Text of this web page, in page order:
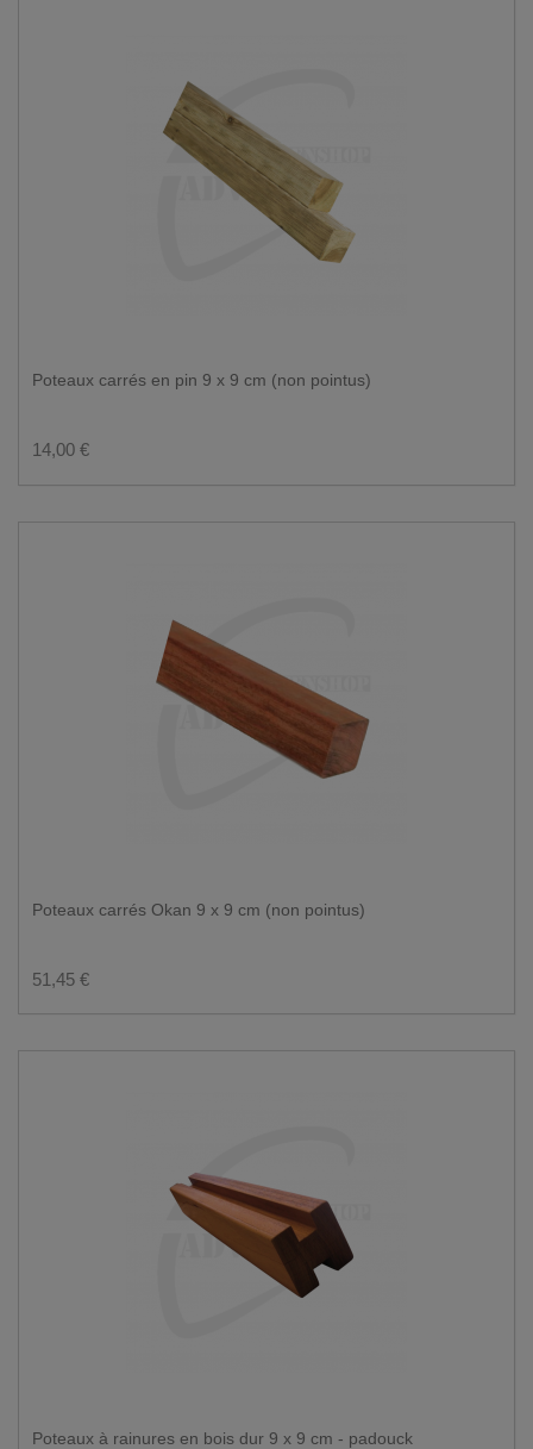
Poteaux carrés en pin 9 x 9 cm (non pointus)
14,00 €
Poteaux carrés Okan 9 x 9 cm (non pointus)
51,45 €
Poteaux à rainures en bois dur 9 x 9 cm - padouck